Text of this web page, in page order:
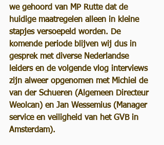
we gehoord van MP Rutte dat de
huidige maatregelen alleen in kleine
stapjes versoepeld worden. De
komende periode blijven wij dus in
gesprek met diverse Nederlandse
leiders en de volgende vlog interviews
zijn alweer opgenomen met Michiel de
van der Schueren (Algemeen Directeur
Weolcan) en Jan Wessemius (Manager
service en veiligheid van het GVB in
Amsterdam).